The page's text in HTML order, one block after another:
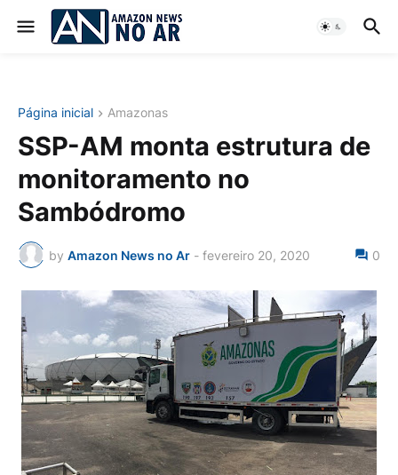
Página inicial Amazonas
SSP-AM monta estrutura de
monitoramento no
Sambódromo
by Amazon News no Ar - fevereiro 20, 2020 0